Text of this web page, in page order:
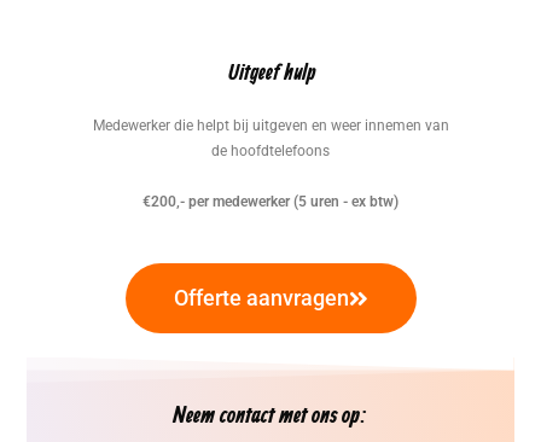
Uitgeef hulp
Medewerker die helpt bij uitgeven en weer innemen van
de hoofdtelefoons
€200,- per medewerker (5 uren - ex btw)
Offerte aanvragen
Neem contact met ons op: